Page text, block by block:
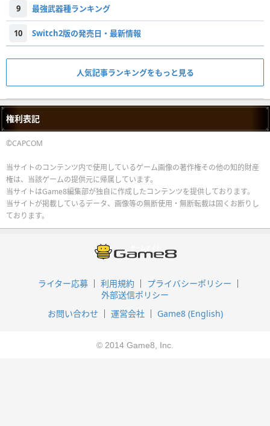
9 最強武器種ランキング
10 Switch2版の発売日・最新情報
人気記事ランキングをもっと見る
権利表記
©CAPCOM
当サイトのコンテンツ内で使用しているゲーム画像の著作権その他の知的財産
権は、当該ゲームの提供元に帰属しています。
当サイトはGame8編集部が独自に作成したコンテンツを提供しております。
当サイトが掲載しているデータ、画像等の無断使用・無断転載は固くお断りし
ております。
ライター応募 利用規約
プライバシーポリシー
外部送信ポリシー
お問い合わせ
運営会社 Game8 (English)
© 2014 Game8, Inc.